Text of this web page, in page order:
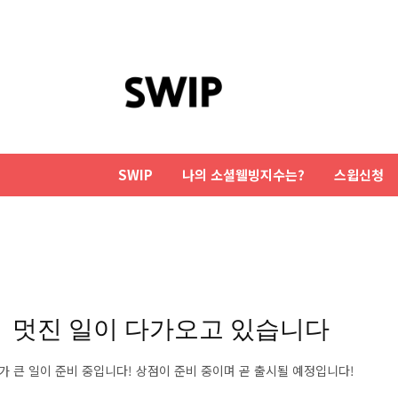
SWIP 나의 소셜웰빙지수는? 스윕신청
멋진 일이 다가오고 있습니다
큰 일이 준비 중입니다! 상점이 준비 중이며 곧 출시될 예정입니다!